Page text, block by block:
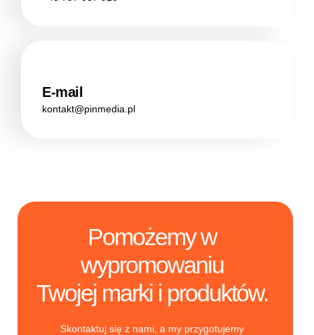
E-mail
kontakt@pinmedia.pl
Pomożemy w
wypromowaniu
Twojej marki i produktów.
Skontaktuj się z nami, a my przygotujemy